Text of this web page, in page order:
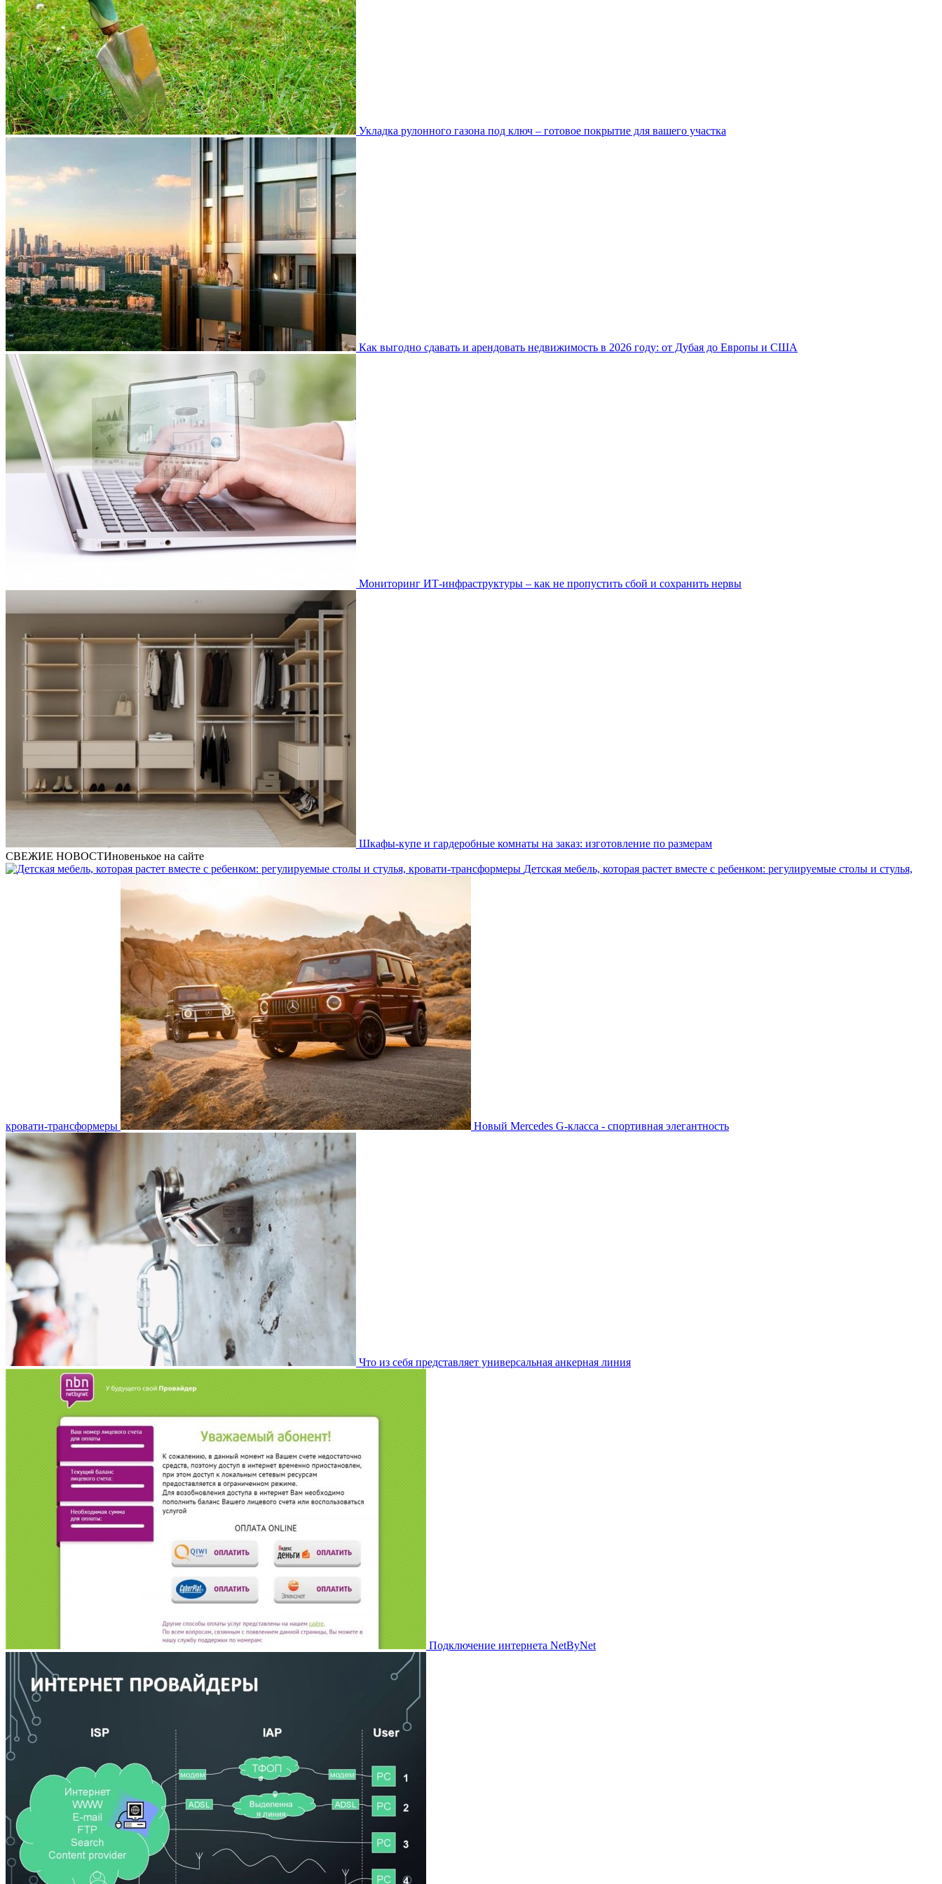
Укладка рулонного газона под ключ – готовое покрытие для вашего участка
Как выгодно сдавать и арендовать недвижимость в 2026 году: от Дубая до Европы и США
Мониторинг ИТ-инфраструктуры – как не пропустить сбой и сохранить нервы
Шкафы-купе и гардеробные комнаты на заказ: изготовление по размерам
СВЕЖИЕ НОВОСТИновенькое на сайте
Детская мебель, которая растет вместе с ребенком: регулируемые столы и стулья,
кровати-трансформеры Новый Mercedes G-класса - спортивная элегантность
Что из себя представляет универсальная анкерная линия
Подключение интернета NetByNet